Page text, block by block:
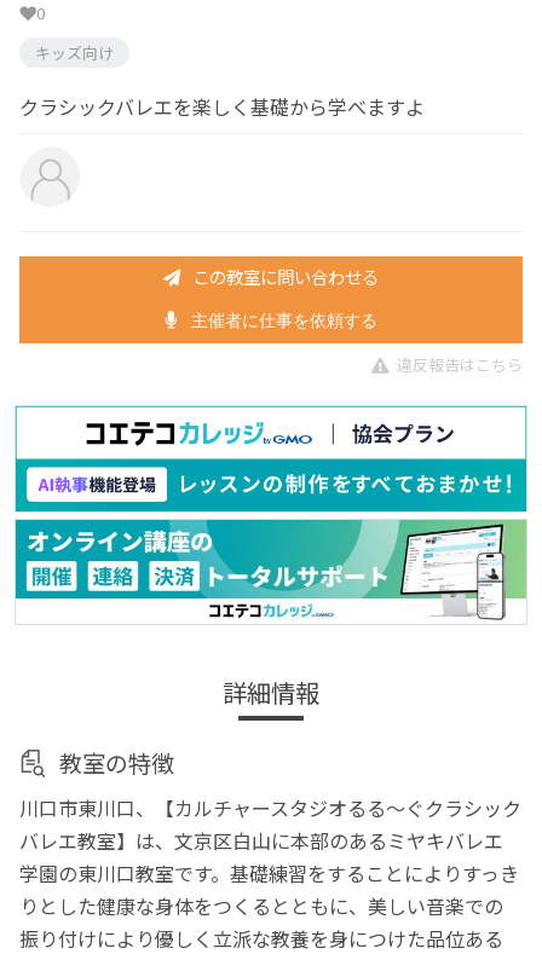
0
キッズ向け
クラシックバレエを楽しく基礎から学べますよ
この教室に問い合わせる
主催者に仕事を依頼する
違反報告はこちら
詳細情報
教室の特徴
川口市東川口、【カルチャースタジオるる～ぐクラシック
バレエ教室】は、文京区白山に本部のあるミヤキバレエ
学園の東川口教室です。基礎練習をすることによりすっき
りとした健康な身体をつくるとともに、美しい音楽での
振り付けにより優しく立派な教養を身につけた品位ある